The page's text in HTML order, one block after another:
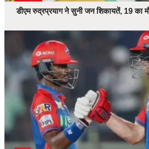
डीएम रुद्रप्रयाग ने सुनी जन शिकायतें, 19 का